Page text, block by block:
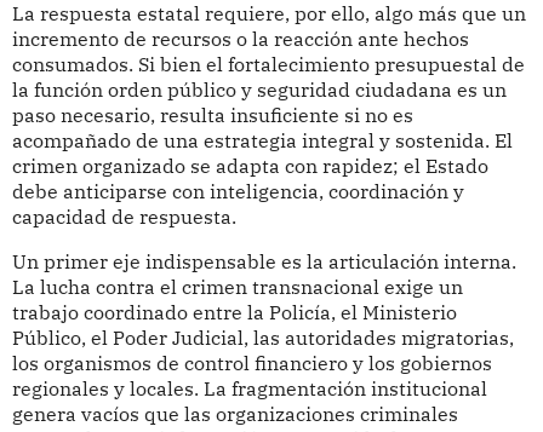
La respuesta estatal requiere, por ello, algo más que un
incremento de recursos o la reacción ante hechos
consumados. Si bien el fortalecimiento presupuestal de
la función orden público y seguridad ciudadana es un
paso necesario, resulta insuficiente si no es
acompañado de una estrategia integral y sostenida. El
crimen organizado se adapta con rapidez; el Estado
debe anticiparse con inteligencia, coordinación y
capacidad de respuesta.
Un primer eje indispensable es la articulación interna.
La lucha contra el crimen transnacional exige un
trabajo coordinado entre la Policía, el Ministerio
Público, el Poder Judicial, las autoridades migratorias,
los organismos de control financiero y los gobiernos
regionales y locales. La fragmentación institucional
genera vacíos que las organizaciones criminales